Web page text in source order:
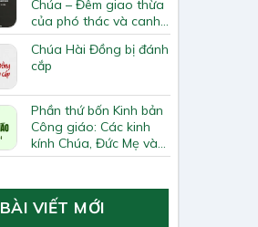
Chúa – Đêm giao thừa
của phó thác và canh
tân
Chúa Hài Đồng bị đánh
cắp
Phần thứ bốn Kinh bản
Công giáo: Các kinh
kính Chúa, Đức Mẹ và
các thánh
BÀI VIẾT MỚI